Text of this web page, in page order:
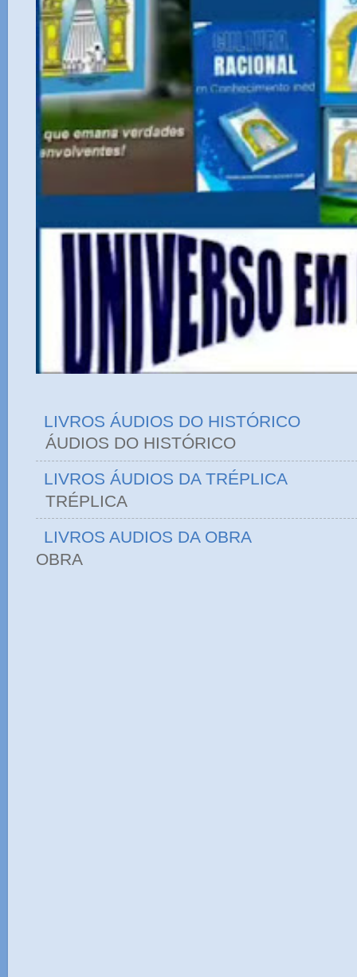
LIVROS ÁUDIOS DO HISTÓRICO
ÁUDIOS DO
LIVROS ÁUDIOS DA TRÉPLICA
TRÉPLICA
LIVROS AUDIOS DA OBRA
OBRA